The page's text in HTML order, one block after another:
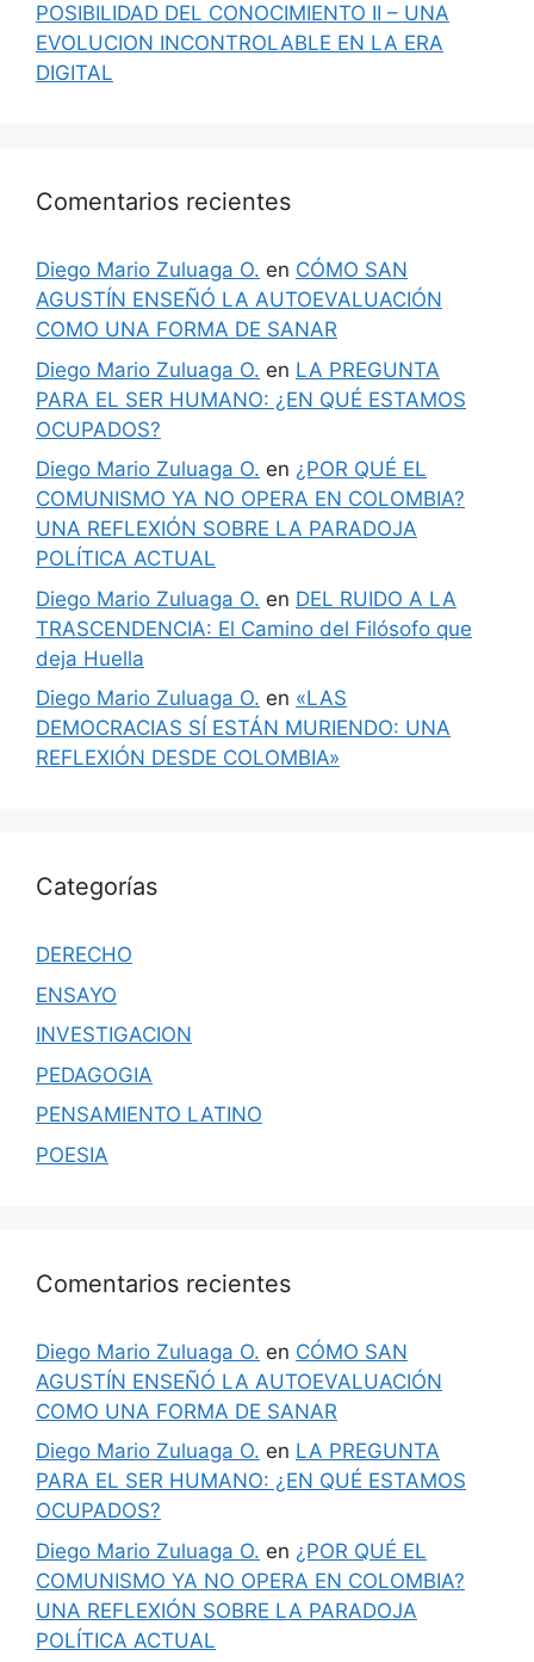
POSIBILIDAD DEL CONOCIMIENTO II – UNA
EVOLUCION INCONTROLABLE EN LA ERA
DIGITAL
Comentarios recientes
Diego Mario Zuluaga O. en CÓMO SAN
AGUSTÍN ENSEÑÓ LA AUTOEVALUACIÓN
COMO UNA FORMA DE SANAR
Diego Mario Zuluaga O. en LA PREGUNTA
PARA EL SER HUMANO: ¿EN QUÉ ESTAMOS
OCUPADOS?
Diego Mario Zuluaga O. en ¿POR QUÉ EL
COMUNISMO YA NO OPERA EN COLOMBIA?
UNA REFLEXIÓN SOBRE LA PARADOJA
POLÍTICA ACTUAL
Diego Mario Zuluaga O. en DEL RUIDO A LA
TRASCENDENCIA: El Camino del Filósofo que
deja Huella
Diego Mario Zuluaga O. en «LAS
DEMOCRACIAS SÍ ESTÁN MURIENDO: UNA
REFLEXIÓN DESDE COLOMBIA»
Categorías
DERECHO
ENSAYO
INVESTIGACION
PEDAGOGIA
PENSAMIENTO LATINO
POESIA
Comentarios recientes
Diego Mario Zuluaga O. en CÓMO SAN
AGUSTÍN ENSEÑÓ LA AUTOEVALUACIÓN
COMO UNA FORMA DE SANAR
Diego Mario Zuluaga O. en LA PREGUNTA
PARA EL SER HUMANO: ¿EN QUÉ ESTAMOS
OCUPADOS?
Diego Mario Zuluaga O. en ¿POR QUÉ EL
COMUNISMO YA NO OPERA EN COLOMBIA?
UNA REFLEXIÓN SOBRE LA PARADOJA
POLÍTICA ACTUAL